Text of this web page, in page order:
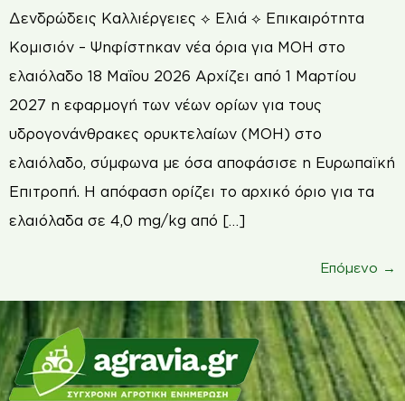
Δενδρώδεις Καλλιέργειες ⟡ Ελιά ⟡ Επικαιρότητα
Κομισιόν – Ψηφίστηκαν νέα όρια για MOH στο
ελαιόλαδο 18 Μαΐου 2026 Αρχίζει από 1 Μαρτίου
2027 η εφαρμογή των νέων ορίων για τους
υδρογονάνθρακες ορυκτελαίων (MOH) στο
ελαιόλαδο, σύμφωνα με όσα αποφάσισε η Ευρωπαϊκή
Επιτροπή. Η απόφαση ορίζει το αρχικό όριο για τα
ελαιόλαδα σε 4,0 mg/kg από […]
Επόμενο →